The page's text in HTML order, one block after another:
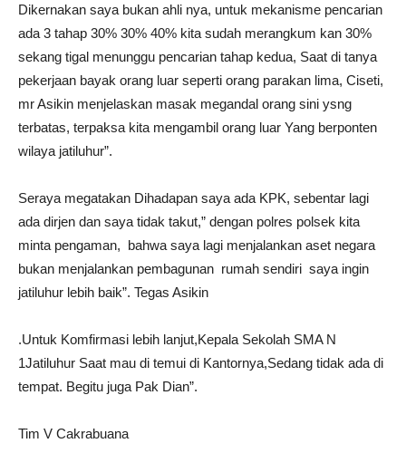
Dikernakan saya bukan ahli nya, untuk mekanisme pencarian
ada 3 tahap 30% 30% 40% kita sudah merangkum kan 30%
sekang tigal menunggu pencarian tahap kedua, Saat di tanya
pekerjaan bayak orang luar seperti orang parakan lima, Ciseti,
mr Asikin menjelaskan masak megandal orang sini ysng
terbatas, terpaksa kita mengambil orang luar Yang berponten
wilaya jatiluhur”.
Seraya megatakan Dihadapan saya ada KPK, sebentar lagi
ada dirjen dan saya tidak takut,” dengan polres polsek kita
minta pengaman, bahwa saya lagi menjalankan aset negara
bukan menjalankan pembagunan rumah sendiri saya ingin
jatiluhur lebih baik”. Tegas Asikin
.Untuk Komfirmasi lebih lanjut,Kepala Sekolah SMA N
1Jatiluhur Saat mau di temui di Kantornya,Sedang tidak ada di
tempat. Begitu juga Pak Dian”.
Tim V Cakrabuana